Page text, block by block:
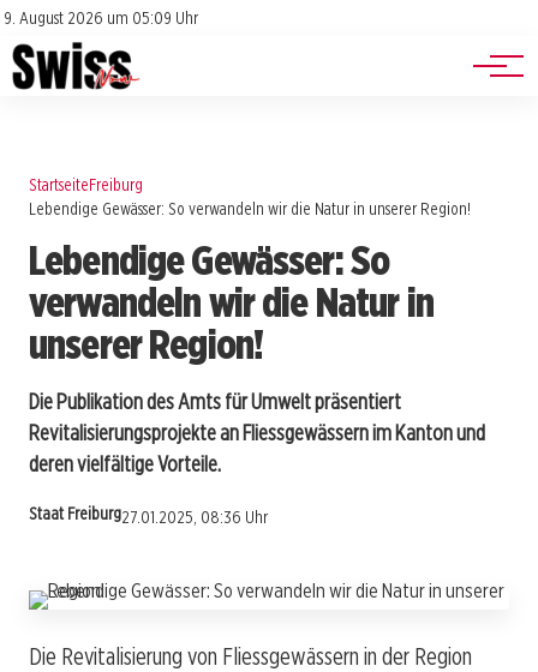
9. August 2026 um 05:09 Uhr
Impressum
Datenschutz
Jobs
Events
StartseiteFreiburg
Lebendige Gewässer: So verwandeln wir die Natur in unserer Region!
Lebendige Gewässer: So
verwandeln wir die Natur in
unserer Region!
Die Publikation des Amts für Umwelt präsentiert
Revitalisierungsprojekte an Fliessgewässern im Kanton und
deren vielfältige Vorteile.
Staat Freiburg27.01.2025, 08:36 Uhr
Die Revitalisierung von Fliessgewässern in der Region